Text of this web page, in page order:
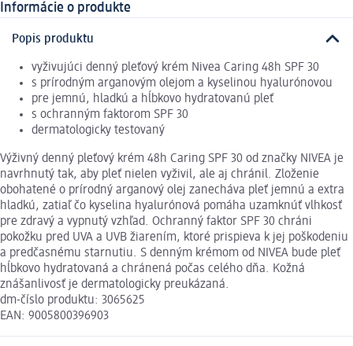
Informácie o produkte
Popis produktu
vyživujúci denný pleťový krém Nivea Caring 48h SPF 30
s prírodným arganovým olejom a kyselinou hyalurónovou
pre jemnú, hladkú a hĺbkovo hydratovanú pleť
s ochranným faktorom SPF 30
dermatologicky testovaný
Výživný denný pleťový krém 48h Caring SPF 30 od značky NIVEA je
navrhnutý tak, aby pleť nielen vyživil, ale aj chránil. Zloženie
obohatené o prírodný arganový olej zanecháva pleť jemnú a extra
hladkú, zatiaľ čo kyselina hyalurónová pomáha uzamknúť vlhkosť
pre zdravý a vypnutý vzhľad. Ochranný faktor SPF 30 chráni
pokožku pred UVA a UVB žiarením, ktoré prispieva k jej poškodeniu
a predčasnému starnutiu. S denným krémom od NIVEA bude pleť
hĺbkovo hydratovaná a chránená počas celého dňa. Kožná
znášanlivosť je dermatologicky preukázaná.
dm-číslo produktu: 3065625
EAN: 9005800396903